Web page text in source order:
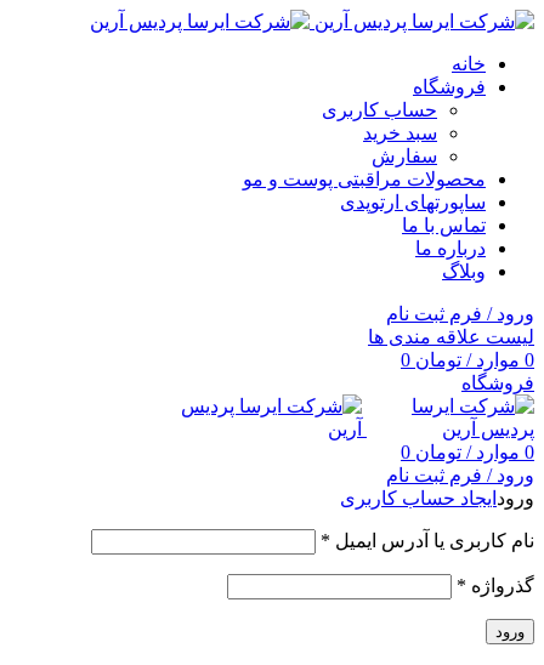
خانه
فروشگاه
حساب کاربری
سبد خرید
سفارش
محصولات مراقبتی پوست و مو
ساپورتهای ارتوپدی
تماس با ما
درباره ما
وبلاگ
ورود / فرم ثبت نام
لیست علاقه مندی ها
0 موارد / تومان
فروشگاه
0 موارد / تومان
ورود / فرم ثبت نام
ورود ایجاد حساب کاربری
نام کاربری یا آدرس ایمیل *
گذرواژه *
ورود